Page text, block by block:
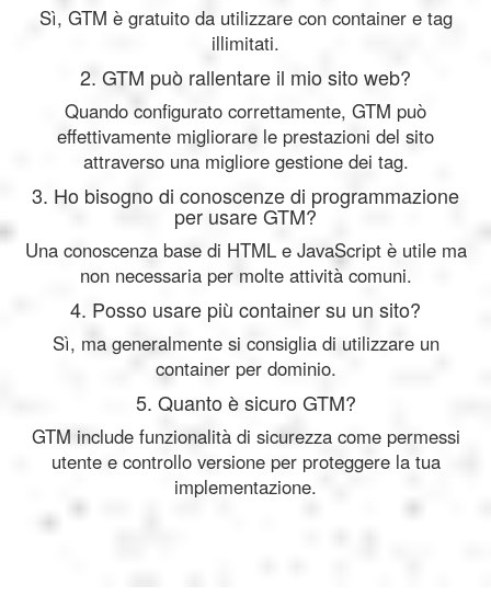
Sì, GTM è gratuito da utilizzare con container e tag
illimitati.
2. GTM può rallentare il mio sito web?
Quando configurato correttamente, GTM può
effettivamente migliorare le prestazioni del sito
attraverso una migliore gestione dei tag.
3. Ho bisogno di conoscenze di programmazione
per usare GTM?
Una conoscenza base di HTML e JavaScript è utile ma
non necessaria per molte attività comuni.
4. Posso usare più container su un sito?
Sì, ma generalmente si consiglia di utilizzare un
container per dominio.
5. Quanto è sicuro GTM?
GTM include funzionalità di sicurezza come permessi
utente e controllo versione per proteggere la tua
implementazione.